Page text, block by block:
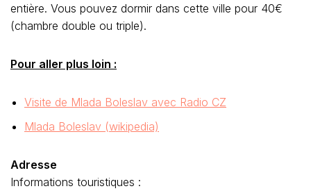
entière. Vous pouvez dormir dans cette ville pour 40€
(chambre double ou triple).
Pour aller plus loin :
Visite de Mlada Boleslav avec Radio CZ
Mlada Boleslav (wikipedia)
Adresse
Informations touristiques :